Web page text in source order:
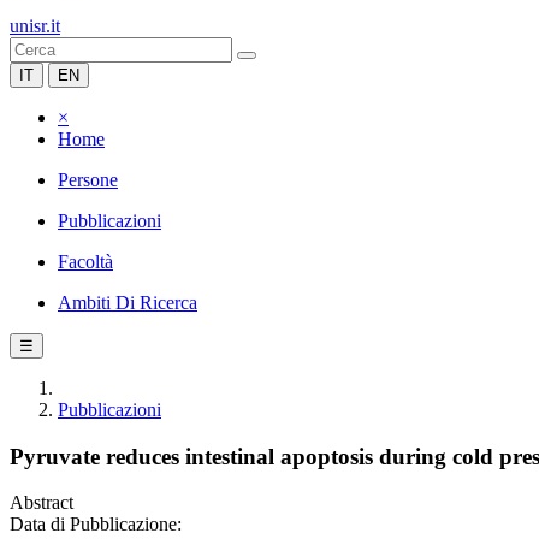
unisr.it
IT EN
×
Home
Persone
Pubblicazioni
Facoltà
Ambiti Di Ricerca
☰
Pubblicazioni
Pyruvate reduces intestinal apoptosis during cold
Abstract
Data di Pubblicazione: